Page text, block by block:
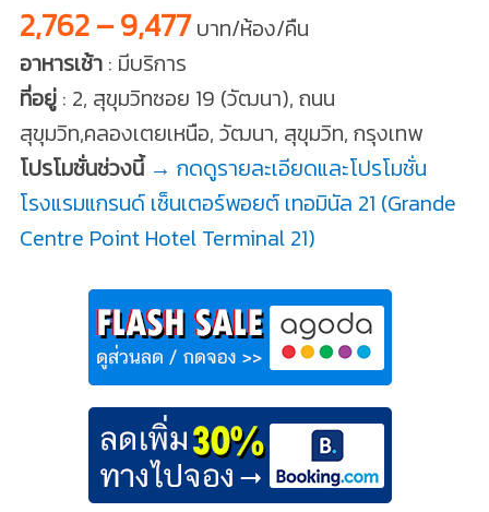
2,762 – 9,477บาท/ห้อง/คืน
อาหารเช้า: มีบริการ
ที่อยู่: 2, สุขุมวิทซอย 19 (วัฒนา), ถนน
สุขุมวิท,คลองเตยเหนือ, วัฒนา, สุขุมวิท, กรุงเทพ
โปรโมชั่นช่วงนี้ → กดดูรายละเอียดและโปรโมชั่น
โรงแรมแกรนด์ เซ็นเตอร์พอยต์ เทอมินัล 21 (Grande
Centre Point Hotel Terminal 21)